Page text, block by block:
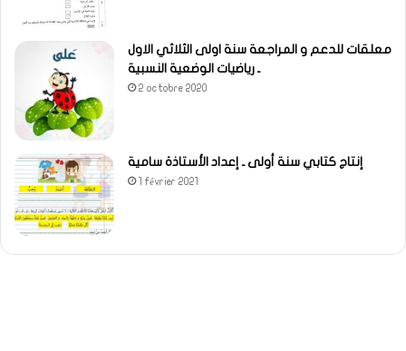
معلقات للدعم و المراجعة سنة اولى الثلاثي الاول
ـ رياضيات الوضعية النسبية
2 octobre 2020
إنتاج كتابي سنة أولى ـ إعداد الأستاذة سامية
1 février 2021